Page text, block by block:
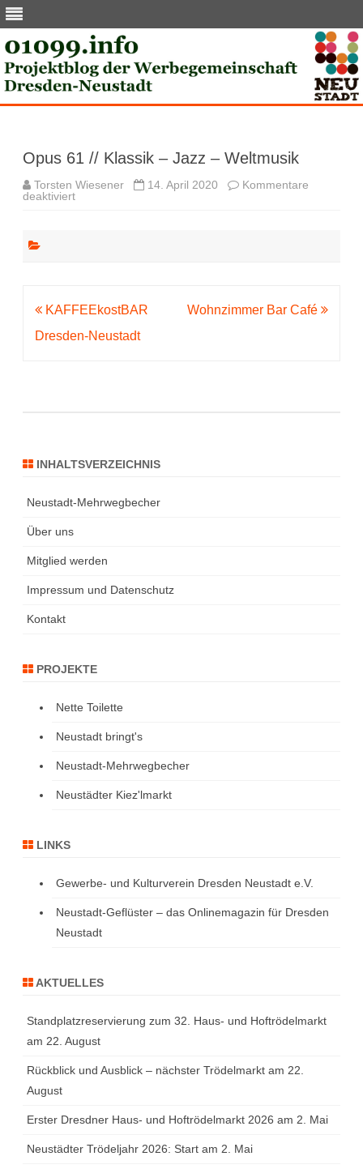
Opus 61 // Klassik – Jazz – Weltmusik
Torsten Wiesener 14. April 2020
Kommentare
deaktiviertfür
Beitragsnavigation
KAFFEEkostBAR
Dresden-Neustadt
Wohnzimmer Bar Café
INHALTSVERZEICHNIS
Neustadt-Mehrwegbecher
Über uns
Mitglied werden
Impressum und Datenschutz
Kontakt
PROJEKTE
Nette Toilette
Neustadt bringt's
Neustadt-Mehrwegbecher
Neustädter Kiez'lmarkt
LINKS
Gewerbe- und Kulturverein Dresden Neustadt e.V.
Neustadt-Geflüster – das Onlinemagazin für Dresden
Neustadt
AKTUELLES
Standplatzreservierung zum 32. Haus- und Hoftrödelmarkt
am 22. August
Rückblick und Ausblick – nächster Trödelmarkt am 22.
August
Erster Dresdner Haus- und Hoftrödelmarkt 2026 am 2. Mai
Neustädter Trödeljahr 2026: Start am 2. Mai